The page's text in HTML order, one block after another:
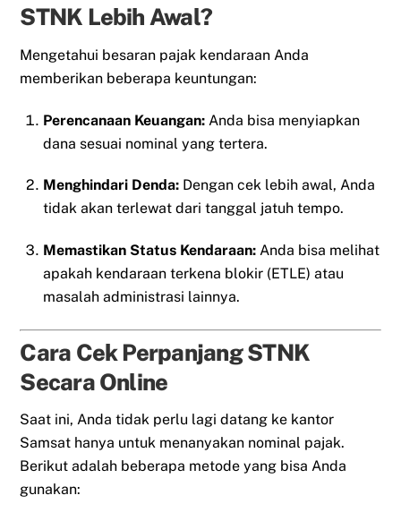
STNK Lebih Awal?
Mengetahui besaran pajak kendaraan Anda
memberikan beberapa keuntungan:
Perencanaan Keuangan: Anda bisa menyiapkan
dana sesuai nominal yang tertera.
Menghindari Denda: Dengan cek lebih awal, Anda
tidak akan terlewat dari tanggal jatuh tempo.
Memastikan Status Kendaraan: Anda bisa melihat
apakah kendaraan terkena blokir (ETLE) atau
masalah administrasi lainnya.
Cara Cek Perpanjang STNK
Secara Online
Saat ini, Anda tidak perlu lagi datang ke kantor
Samsat hanya untuk menanyakan nominal pajak.
Berikut adalah beberapa metode yang bisa Anda
gunakan: